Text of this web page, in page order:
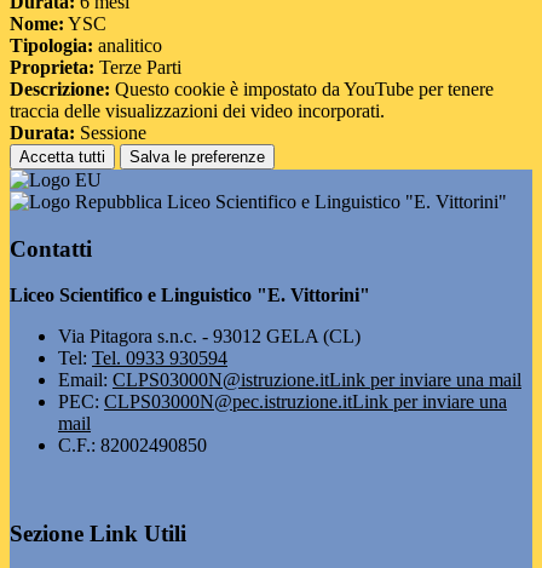
Nome: YSC
Tipologia: analitico
Proprieta: Terze Parti
Descrizione: Questo cookie è impostato da YouTube per tenere
traccia delle visualizzazioni dei video incorporati.
Durata: Sessione
Accetta tutti Salva le preferenze
Liceo Scientifico e Linguistico "E. Vittorini"
Contatti
Liceo Scientifico e Linguistico "E. Vittorini"
Via Pitagora s.n.c. - 93012 GELA (CL)
Tel: Tel. 0933 930594
Email: CLPS03000N@istruzione.itLink per inviare una mail
PEC: CLPS03000N@pec.istruzione.itLink per inviare una
mail
C.F.: 82002490850
Sezione Link Utili